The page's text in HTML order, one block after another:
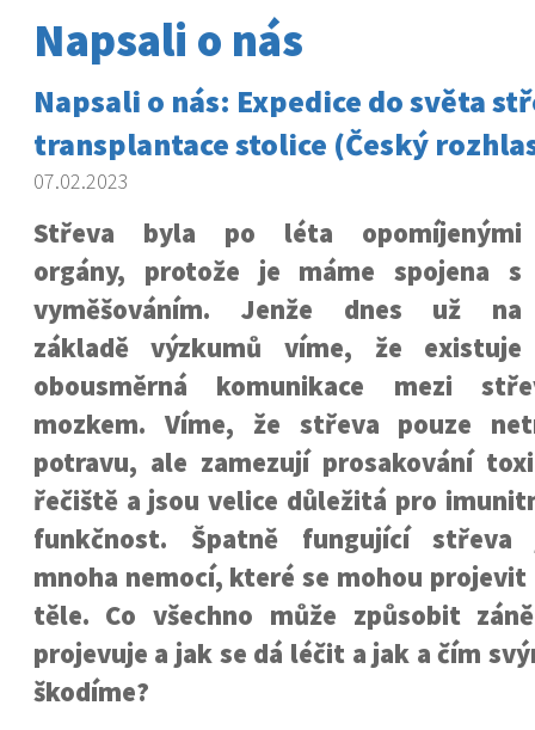
Napsali o nás
Napsali o nás: Expedice do světa
transplantace stolice (Český
07.02.2023
Střeva byla po léta opomíjenými
orgány, protože je máme spojena s
vyměšováním. Jenže dnes už na
základě výzkumů víme, že existuje
obousměrná komunikace mezi
mozkem. Víme, že střeva pouze
potravu, ale zamezují prosakování
řečiště a jsou velice důležitá pro
funkčnost. Špatně fungující střeva
mnoha nemocí, které se mohou projevit
těle. Co všechno může způsobit
projevuje a jak se dá léčit a jak a čím
škodíme?